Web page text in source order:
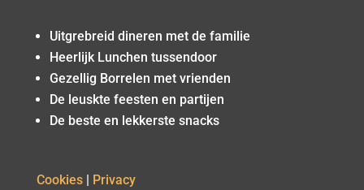
Uitgrebreid dineren met de familie
Heerlijk Lunchen tussendoor
Gezellig Borrelen met vrienden
De leuskte feesten en partijen
De beste en lekkerste snacks
Cookies| Privacy